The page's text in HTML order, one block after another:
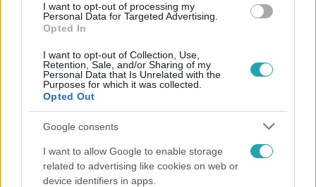
I want to opt-out of processing my
Personal Data for Targeted Advertising.
Opted In
I want to opt-out of Collection, Use,
Retention, Sale, and/or Sharing of my
Personal Data that Is Unrelated with the
Purposes for which it was collected.
Opted Out
Google consents
I want to allow Google to enable storage
related to advertising like cookies on web or
device identifiers in apps.